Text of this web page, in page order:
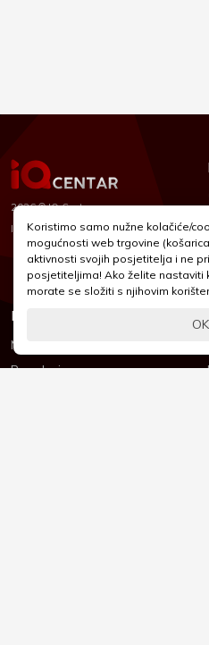
2026 © IQ Centar
Izrada:Nubilus
Informacije
Novosti & Promocije
Brandovi
Koristimo samo nužne kolačiće/
mogućnosti web trgovine
aktivnosti svojih posjetitelja i ne
posjetiteljima! Ako želite nastaviti
morate se složiti s njihovim
OK